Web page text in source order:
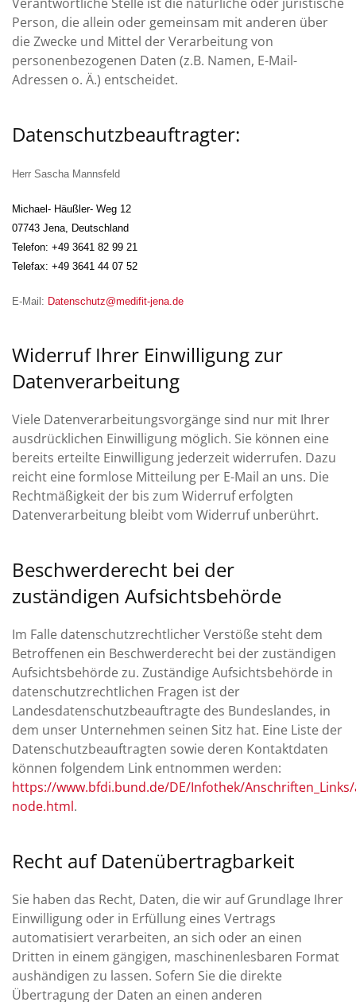
Person, die allein oder gemeinsam mit anderen über
die Zwecke und Mittel der Verarbeitung von
personenbezogenen Daten (z.B. Namen, E-Mail-
Adressen o. Ä.) entscheidet.
Datenschutzbeauftragter:
Herr Sascha Mannsfeld
Michael- Häußler- Weg 12
07743 Jena, Deutschland
Telefon: +49 3641 82 99 21
Telefax: +49 3641 44 07 52
E-Mail: Datenschutz@medifit-jena.de
Widerruf Ihrer Einwilligung zur
Datenverarbeitung
Viele Datenverarbeitungsvorgänge sind nur mit Ihrer
ausdrücklichen Einwilligung möglich. Sie können eine
bereits erteilte Einwilligung jederzeit widerrufen. Dazu
reicht eine formlose Mitteilung per E-Mail an uns. Die
Rechtmäßigkeit der bis zum Widerruf erfolgten
Datenverarbeitung bleibt vom Widerruf unberührt.
Beschwerderecht bei der
zuständigen Aufsichtsbehörde
Im Falle datenschutzrechtlicher Verstöße steht dem
Betroffenen ein Beschwerderecht bei der zuständigen
Aufsichtsbehörde zu. Zuständige Aufsichtsbehörde in
datenschutzrechtlichen Fragen ist der
Landesdatenschutzbeauftragte des Bundeslandes, in
dem unser Unternehmen seinen Sitz hat. Eine Liste der
Datenschutzbeauftragten sowie deren Kontaktdaten
können folgendem Link entnommen werden:
https://www.bfdi.bund.de/DE/Infothek/
node.html.
Recht auf Datenübertragbarkeit
Sie haben das Recht, Daten, die wir auf Grundlage Ihrer
Einwilligung oder in Erfüllung eines Vertrags
automatisiert verarbeiten, an sich oder an einen
Dritten in einem gängigen, maschinenlesbaren Format
aushändigen zu lassen. Sofern Sie die direkte
Übertragung der Daten an einen anderen